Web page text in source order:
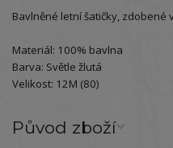
Bavlněné letní šatičky, zdobené
Materiál: 100% bavlna
Barva: Světle žlutá
Velikost: 12M (80)
Původ zboží